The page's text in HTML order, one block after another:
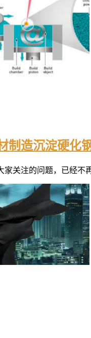
制造沉淀硬化
关注的问题，已经不